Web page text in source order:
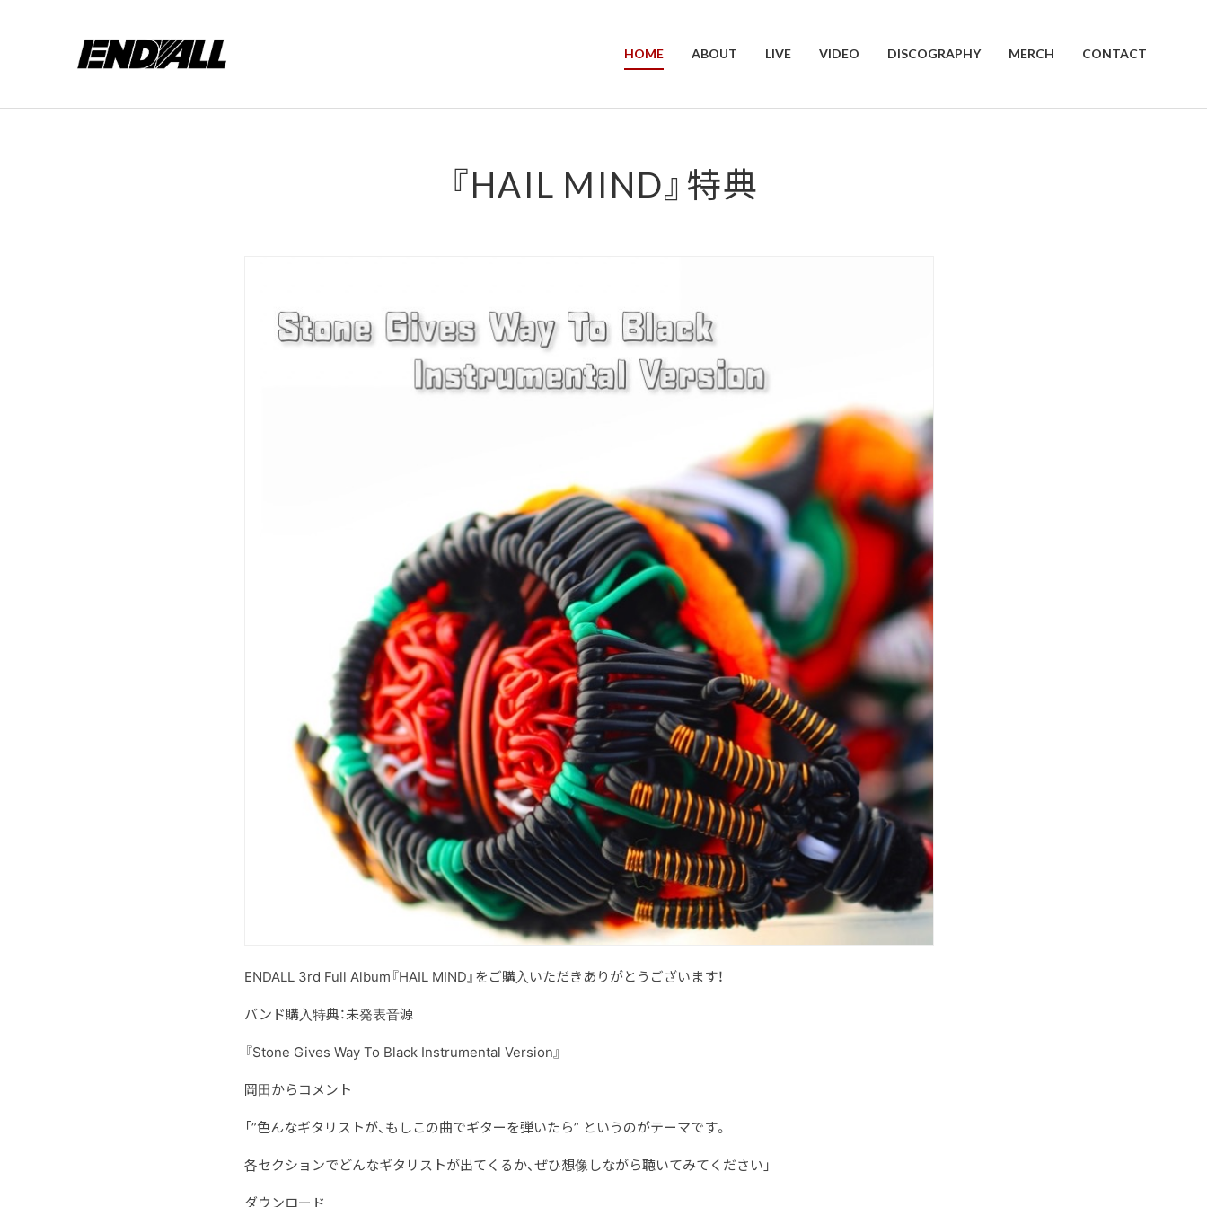
HOME ABOUT LIVE VIDEO DISCOGRAPHY MERCH CONTACT
『HAIL MIND』特典
ENDALL 3rd Full Album『HAIL MIND』をご購入いただきありがとうございます！
バンド購入特典：未発表音源
『Stone Gives Way To Black Instrumental Version』
岡田からコメント
「”色んなギタリストが、もしこの曲でギターを弾いたら” というのがテーマです。
各セクションでどんなギタリストが出てくるか、ぜひ想像しながら聴いてみてください」
ダウンロード